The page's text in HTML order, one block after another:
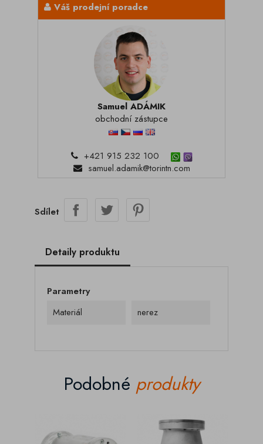
Váš prodejní poradce
Samuel ADÁMIK
obchodní zástupce
+421 915 232 100
samuel.adamik@torintn.com
Sdílet
Detaily produktu
Parametry
Materiál
nerez
Podobné produkty